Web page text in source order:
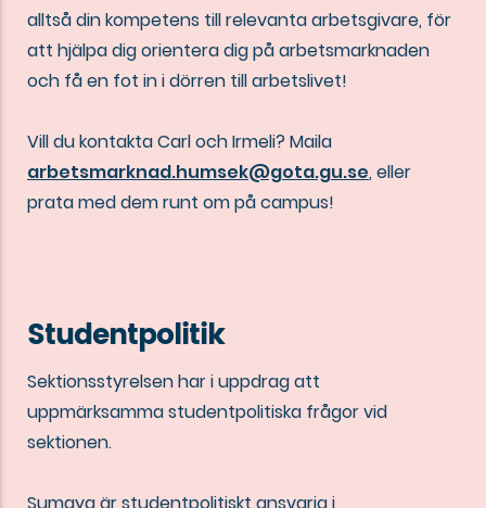
alltså din kompetens till relevanta arbetsgivare, för
att hjälpa dig orientera dig på arbetsmarknaden
och få en fot in i dörren till arbetslivet!
Vill du kontakta Carl och Irmeli? Maila
arbetsmarknad.humsek@gota.gu.se, eller
prata med dem runt om på campus!
Studentpolitik
Sektionsstyrelsen har i uppdrag att
uppmärksamma studentpolitiska frågor vid
sektionen.
Sumaya är studentpolitiskt ansvarig i